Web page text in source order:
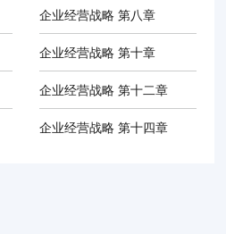
企业经营战略 第八章
企业经营战略 第十章
企业经营战略 第十二章
企业经营战略 第十四章